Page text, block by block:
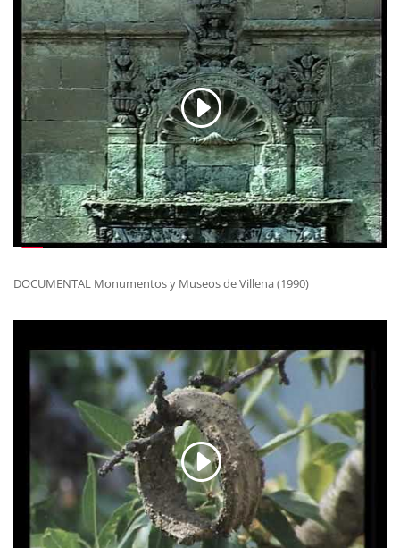
DOCUMENTAL Monumentos y Museos de Villena (1990)